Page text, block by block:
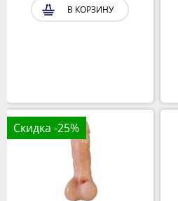
В КОРЗИНУ
Скидка -25%